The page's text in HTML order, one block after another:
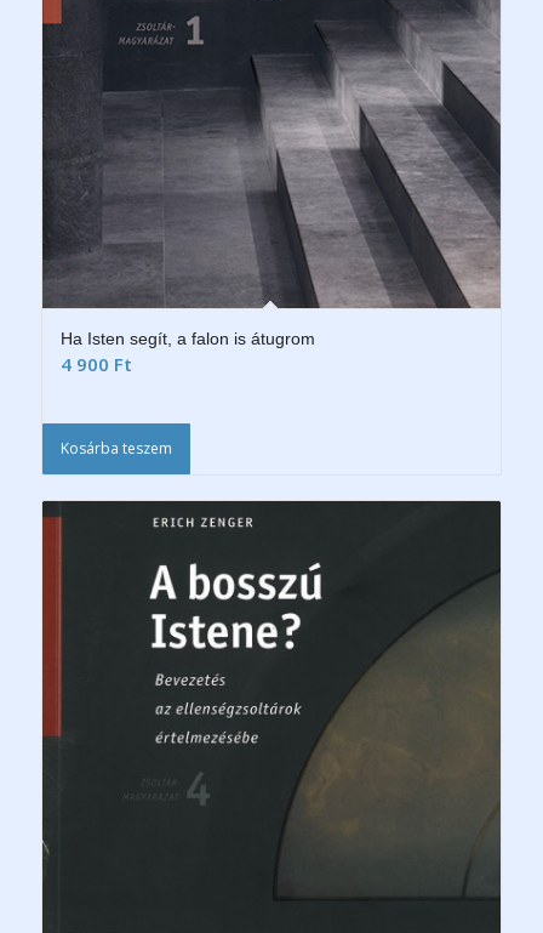
Ha Isten segít, a falon is átugrom
4 900 Ft
Kosárba teszem